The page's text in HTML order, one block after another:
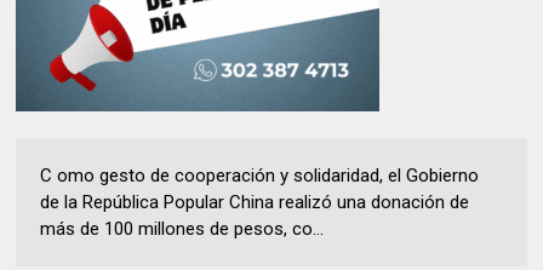
C omo gesto de cooperación y solidaridad, el Gobierno
de la República Popular China realizó una donación de
más de 100 millones de pesos, co...